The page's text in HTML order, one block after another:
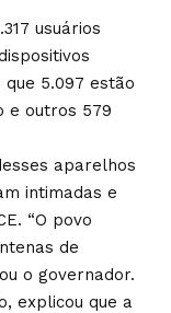
usuários
5.097 estão
e outros 579
aparelhos
intimadas e
“O povo
de
o governador.
explicou que a